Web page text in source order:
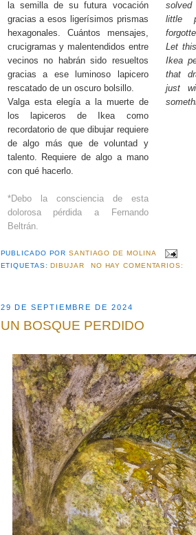
la semilla de su futura vocación
gracias a esos ligerísimos prismas
hexagonales. Cuántos mensajes,
crucigramas y malentendidos entre
vecinos no habrán sido resueltos
gracias a ese luminoso lapicero
rescatado de un oscuro bolsillo.
Valga esta elegía a la muerte de
los lapiceros de Ikea como
recordatorio de que dibujar requiere
de algo más que de voluntad y
talento. Requiere de algo a mano
con qué hacerlo.
*Debo la consciencia de esta
dolorosa pérdida a Fernando
Beltrán.
little
Let
Ikea
that
just
PUBLICADO PORSANTIAGO DE MOLINA
ETIQUETAS:DIBUJAR NO HAY COMENTARIOS:
29 DE SEPTIEMBRE DE 2024
UN BOSQUE PERDIDO